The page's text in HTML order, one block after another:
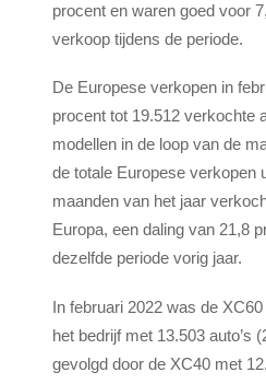
procent en waren goed voor
verkoop tijdens de periode.
De Europese verkopen in
procent tot 19.512 verkochte
modellen in de loop van de
de totale Europese verkopen
maanden van het jaar
Europa, een daling van 21,8
dezelfde periode vorig jaar.
In februari 2022 was de
het bedrijf met 13.503 auto’s
gevolgd door de XC40 met